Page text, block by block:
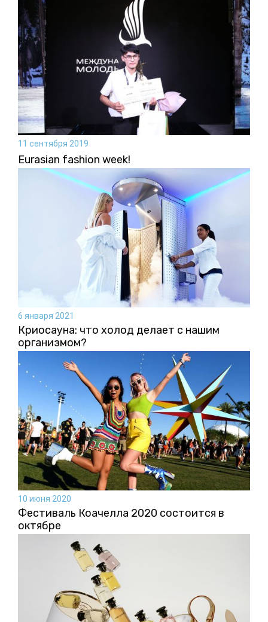
11 сентября 2019
Eurasian fashion week!
6 января 2021
Криосауна: что холод делает с нашим
организмом?
10 июня 2020
Фестиваль Коачелла 2020 состоится в
октябре